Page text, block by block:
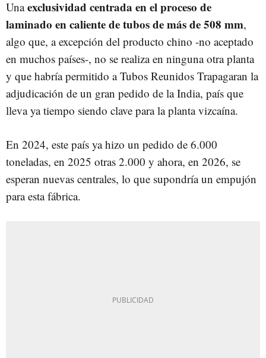
Unaexclusividad centrada en el proceso de
laminado en caliente de tubos de más de 508 mm,
algo que, a excepción del producto chino -no aceptado
en muchos países-, no se realiza en ninguna otra planta
y que habría permitido a Tubos Reunidos Trapagaran la
adjudicación de un gran pedido de la India, país que
lleva ya tiempo siendo clave para la planta vizcaína.
En 2024, este país ya hizo un pedido de 6.000
toneladas, en 2025 otras 2.000 y ahora, en 2026, se
esperan nuevas centrales, lo que supondría un empujón
para esta fábrica.